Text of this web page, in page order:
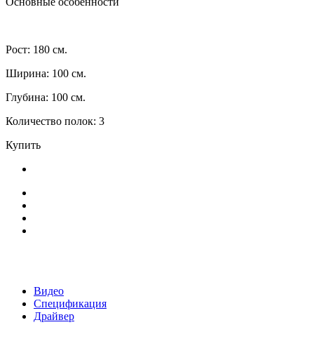
Рост: 180 см.
Ширина: 100 см.
Глубина: 100 см.
Количество полок: 3
Купить
Видео
Спецификация
Драйвер